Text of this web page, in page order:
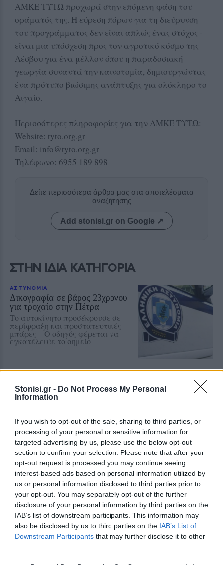
Stonisi.gr - Do Not Process My Personal
Information
If you wish to opt-out of the sale, sharing to third parties, or
processing of your personal or sensitive information for
targeted advertising by us, please use the below opt-out
section to confirm your selection. Please note that after your
opt-out request is processed you may continue seeing
interest-based ads based on personal information utilized by
us or personal information disclosed to third parties prior to
your opt-out. You may separately opt-out of the further
disclosure of your personal information by third parties on the
IAB’s list of downstream participants. This information may
also be disclosed by us to third parties on the IAB’s List of
Downstream Participants that may further disclose it to other
ΑΜΚΕ ΤΥΤΩ προχωρά στην επόμενη φάση του
οράματός της. Η εύρεση πόρων για τη διεύρυνση
του προγράμματος δεν είναι απλώς ένας στόχος -
είναι μια υπόσχεση προς τον αγροτικό κόσμο της
Λέσβου για ένα μέλλον όπου η παραδοσιακή
γεωργία συναντά την καινοτομία, δημιουργώντας
ένα πρότυπο βιώσιμης ανάπτυξης για ολόκληρο το
Αιγαίο.
Περισσότερες πληροφορίες για την ΑΜΚΕ ΤΥΤΩ:
Website: tyto.org.gr
Email: info@tyto.org.gr
Τηλέφωνο: 6955 189 898
Δείτε περισσότερα άρθρα μας στα αποτελέσματα
αναζήτησης
Add stonisi.gr on Google ↗
ΣΤΗΝ ΙΔΙΑ ΚΑΤΗΓΟΡΙΑ
ΑΣΤΥΝΟΜΙΑ
Δικογραφία σε βάρος 23χρονου
για τροχαίο στην Πέτρα
Το αυτοκίνητο προσέκρουσε σε
περίφραξη και προστατευτικές
μπάρες – Ο οδηγός φέρεται να
εγκατέλειψε το σημείο
Εκπαιδευτικοί του Πρότυπου
ΓΕΛ Μυτιλήνης σε πρόγραμμα
Επιμόρφωση σε σύγχρονες
παιδαγωγικές μεθόδους,
εφαρμογές τεχνητής νοημοσύνης
και πρακτικές συμπεριληπτικής
εκπαίδευσης
ΔΡΑΣΕΙΣ
Η Λέσβος στη Διεθνή
Κατασκήνωση Νέων των
Παγκόσμιων Γεωπάρκων
UNESCO
Μαθητές του Πρότυπου ΓΕΛ
Μυτιλήνης παρουσίασαν το
Απολιθωμένο Δάσος και τη
συμβολή του στη μελέτη της
κλιματικής αλλαγής